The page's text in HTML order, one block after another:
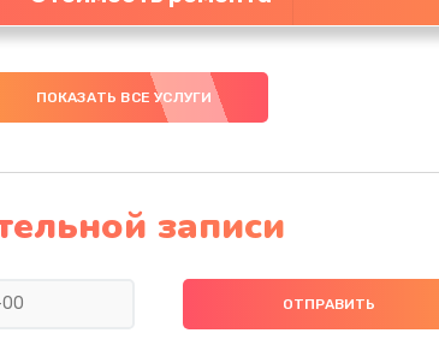
ПОКАЗАТЬ ВСЕ УСЛУГИ
записи